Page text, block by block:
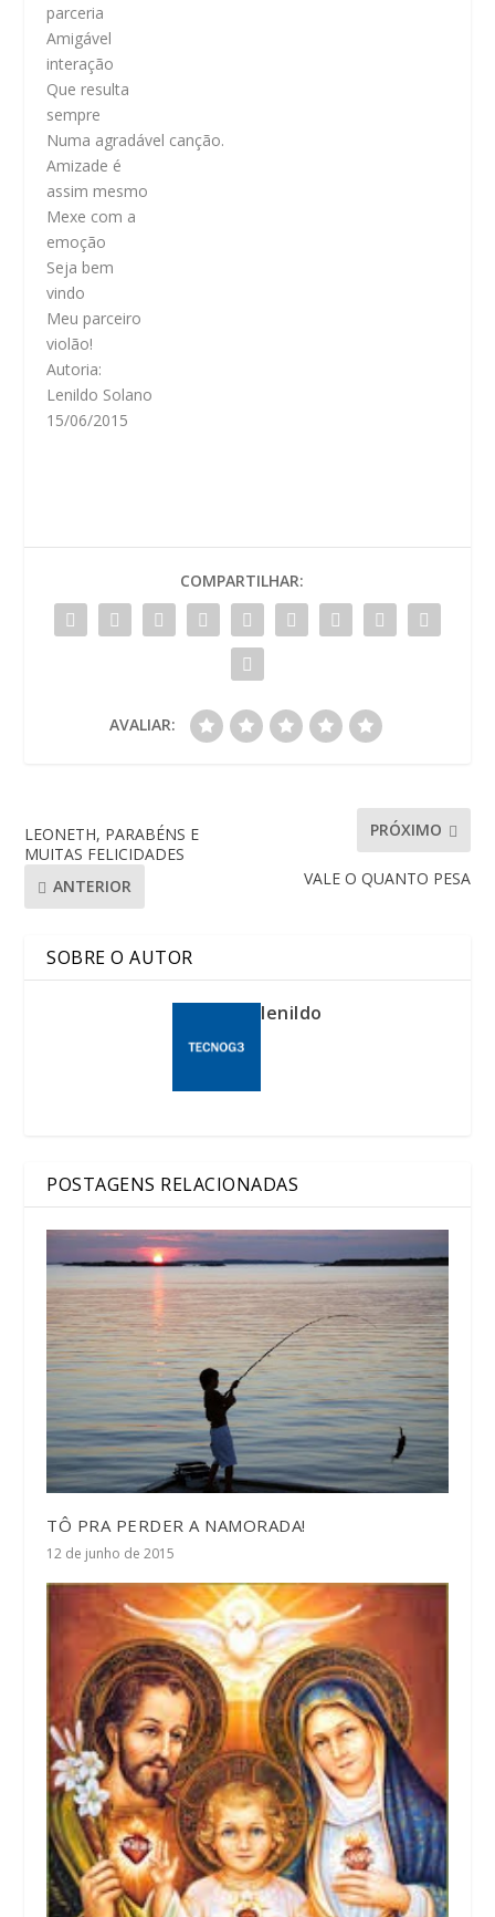
parceria
Amigável
interação
Que resulta
sempre
Numa agradável canção.
Amizade é
assim mesmo
Mexe com a
emoção
Seja bem
vindo
Meu parceiro
violão!
Autoria:
Lenildo Solano
15/06/2015
COMPARTILHAR:
AVALIAR:
LEONETH, PARABÉNS E
MUITAS FELICIDADES
ANTERIOR
PRÓXIMO
VALE O QUANTO PESA
SOBRE O AUTOR
lenildo
POSTAGENS RELACIONADAS
TÔ PRA PERDER A NAMORADA!
12 de junho de 2015